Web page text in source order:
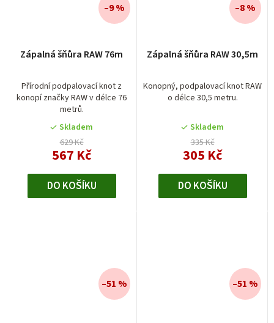
Zápalná šňůra RAW 76m
Přírodní podpalovací knot z
konopí značky RAW v délce 76
metrů.
Skladem
629 Kč
567 Kč
–9 %
DO KOŠÍKU
Zápalná šňůra RAW 30,5m
Konopný, podpalovací knot RAW
o délce 30,5 metru.
Skladem
335 Kč
305 Kč
–8 %
DO KOŠÍKU
–51 % –51 %